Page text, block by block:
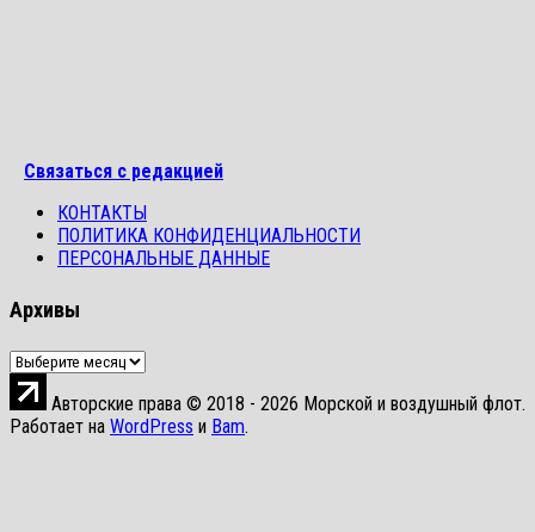
Связаться с редакцией
КОНТАКТЫ
ПОЛИТИКА КОНФИДЕНЦИАЛЬНОСТИ
ПЕРСОНАЛЬНЫЕ ДАННЫЕ
Архивы
Архивы
Авторские права © 2018 - 2026 Морской и воздушный флот.
Работает на WordPress и Bam.